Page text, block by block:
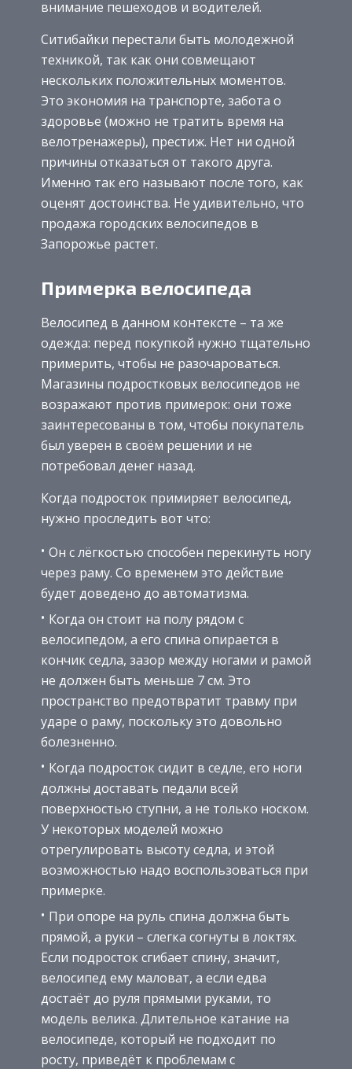
внимание пешеходов и водителей.
Ситибайки перестали быть молодежной
техникой, так как они совмещают
нескольких положительных моментов.
Это экономия на транспорте, забота о
здоровье (можно не тратить время на
велотренажеры), престиж. Нет ни одной
причины отказаться от такого друга.
Именно так его называют после того, как
оценят достоинства. Не удивительно, что
продажа городских велосипедов в
Запорожье растет.
Примерка велосипеда
Велосипед в данном контексте – та же
одежда: перед покупкой нужно тщательно
примерить, чтобы не разочароваться.
Магазины подростковых велосипедов не
возражают против примерок: они тоже
заинтересованы в том, чтобы покупатель
был уверен в своём решении и не
потребовал денег назад.
Когда подросток примиряет велосипед,
нужно проследить вот что:
Он с лёгкостью способен перекинуть ногу
через раму. Со временем это действие
будет доведено до автоматизма.
Когда он стоит на полу рядом с
велосипедом, а его спина опирается в
кончик седла, зазор между ногами и рамой
не должен быть меньше 7 см. Это
пространство предотвратит травму при
ударе о раму, поскольку это довольно
болезненно.
Когда подросток сидит в седле, его ноги
должны доставать педали всей
поверхностью ступни, а не только носком.
У некоторых моделей можно
отрегулировать высоту седла, и этой
возможностью надо воспользоваться при
примерке.
При опоре на руль спина должна быть
прямой, а руки – слегка согнуты в локтях.
Если подросток сгибает спину, значит,
велосипед ему маловат, а если едва
достаёт до руля прямыми руками, то
модель велика. Длительное катание на
велосипеде, который не подходит по
росту, приведёт к проблемам с